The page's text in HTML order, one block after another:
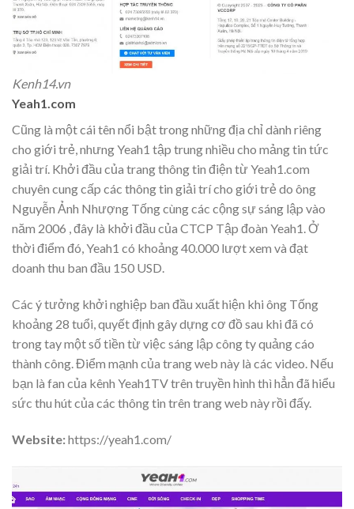
Kenh14.vn
Yeah1.com
Cũng là một cái tên nổi bật trong những địa chỉ dành riêng
cho giới trẻ, nhưng Yeah1 tập trung nhiều cho mảng tin tức
giải trí. Khởi đầu của trang thông tin điện từ Yeah1.com
chuyên cung cấp các thông tin giải trí cho giới trẻ do ông
Nguyễn Ảnh Nhượng Tống cùng các cộng sự sáng lập vào
năm 2006 , đây là khởi đầu của CTCP Tập đoàn Yeah1. Ở
thời điểm đó, Yeah1 có khoảng 40.000 lượt xem và đạt
doanh thu ban đầu 150 USD.
Các ý tưởng khởi nghiệp ban đầu xuất hiện khi ông Tống
khoảng 28 tuổi, quyết định gây dựng cơ đồ sau khi đã có
trong tay một số tiền từ việc sáng lập công ty quảng cáo
thành công. Điểm mạnh của trang web này là các video. Nếu
bạn là fan của kênh Yeah1TV trên truyền hình thì hẳn đã hiểu
sức thu hút của các thông tin trên trang web này rồi đấy.
Website:https://yeah1.com/